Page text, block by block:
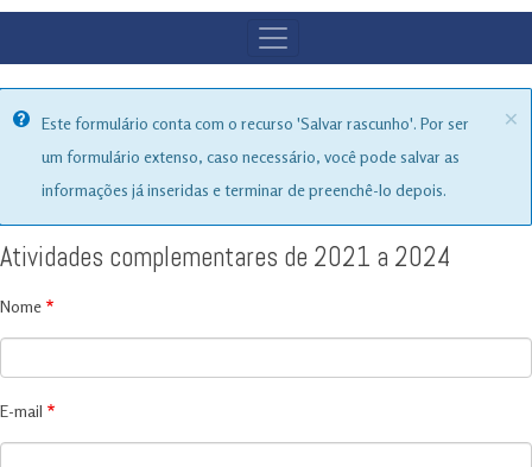
DE
NAVEGAÇÃO
Information
message
×
Este formulário conta com o recurso 'Salvar rascunho'. Por ser
um formulário extenso, caso necessário, você pode salvar as
informações já inseridas e terminar de preenchê-lo depois.
Atividades complementares de 2021 a 2024
Nome
E-mail